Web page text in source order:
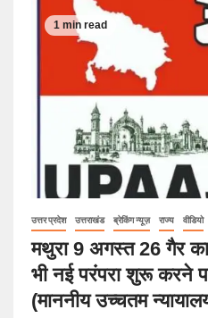
1 min read
उत्तर प्रदेश उत्तराखंड ब्रेकिंग न्यूज़ राज्य वीडियो
मथुरा 9 अगस्त 26 गैर
भी नई परंपरा शुरू करने
(माननीय उच्चतम